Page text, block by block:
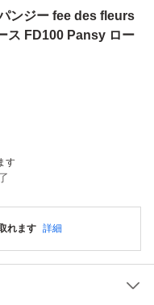
通気性良し
ンジー fee des fleurs
ス FD100 Pansy ロー
す
れます 詳細